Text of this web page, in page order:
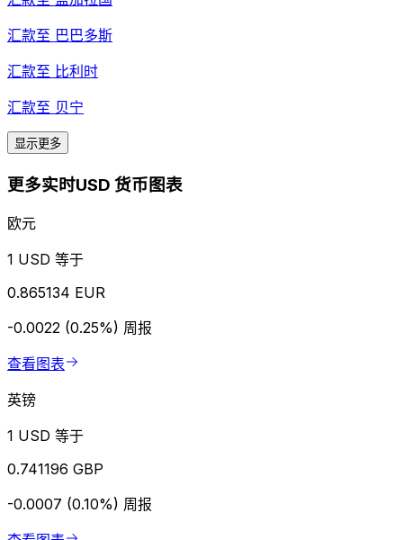
汇款至 巴巴多斯
汇款至 比利时
汇款至 贝宁
显示更多
更多实时USD 货币图表
欧元
1 USD 等于
0.865134 EUR
-0.0022 (0.25%) 周报
查看图表
英镑
1 USD 等于
0.741196 GBP
-0.0007 (0.10%) 周报